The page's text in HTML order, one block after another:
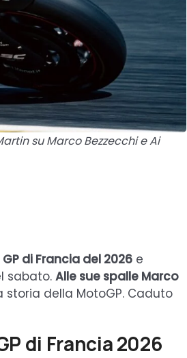
su Marco Bezzecchi e Ai
di Francia del 2026 e
sabato. Alle sue spalle Marco
storia della MotoGP. Caduto
di Francia 2026